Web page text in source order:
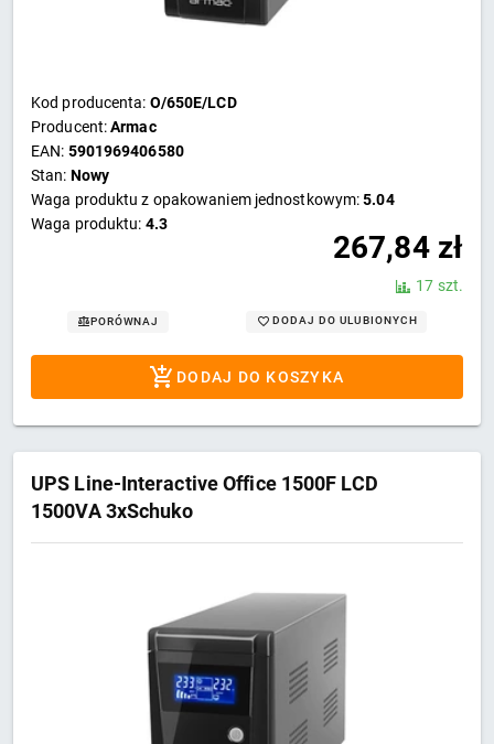
Kod producenta: O/650E/LCD
Producent:Armac
EAN: 5901969406580
Stan: Nowy
Waga produktu z opakowaniem jednostkowym:5.04
Waga produktu: 4.3
267,84 zł
17 szt.
PORÓWNAJ DODAJ DO ULUBIONYCH
DODAJ DO KOSZYKA
UPS Line-Interactive Office 1500F LCD
1500VA 3xSchuko